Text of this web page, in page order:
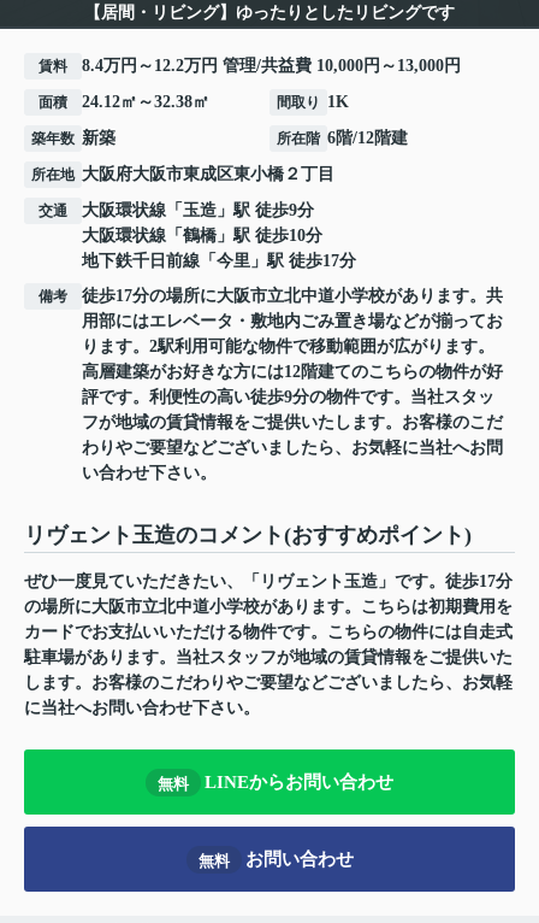
【居間・リビング】ゆったりとしたリビングです
賃料 8.4万円～12.2万円 管理/共益費 10,000円～13,000円
面積 24.12㎡～32.38㎡ 間取り 1K
築年数 新築 所在階 6階/12階建
所在地 大阪府大阪市東成区東小橋 ２丁目
交通 大阪環状線 「 玉造 」駅 徒歩9分
大阪環状線 「 鶴橋 」駅 徒歩10分
地下鉄千日前線 「 今里 」駅 徒歩17分
備考
徒歩17分の場所に大阪市立北中道小学校があります。共
用部にはエレベータ・敷地内ごみ置き場などが揃ってお
ります。2駅利用可能な物件で移動範囲が広がります。
高層建築がお好きな方には12階建てのこちらの物件が好
評です。利便性の高い徒歩9分の物件です。当社スタッ
フが地域の賃貸情報をご提供いたします。お客様のこだ
わりやご要望などございましたら、お気軽に当社へお問
い合わせ下さい。
リヴェント玉造のコメント(おすすめポイント)
ぜひ一度見ていただきたい、「リヴェント玉造」です。徒歩17分
の場所に大阪市立北中道小学校があります。こちらは初期費用を
カードでお支払いいただける物件です。こちらの物件には自走式
駐車場があります。当社スタッフが地域の賃貸情報をご提供いた
します。お客様のこだわりやご要望などございましたら、お気軽
に当社へお問い合わせ下さい。
無料 LINEからお問い合わせ
無料 お問い合わせ